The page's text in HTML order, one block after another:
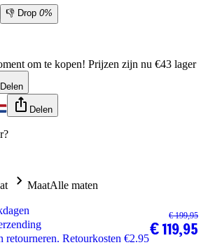
👎 Drop 0%
om te kopen! Prijzen zijn nu €43 lager
Delen
Delen
MaatAlle maten
retourneren. Retourkosten €2.95
€ 199,95
€ 119,95